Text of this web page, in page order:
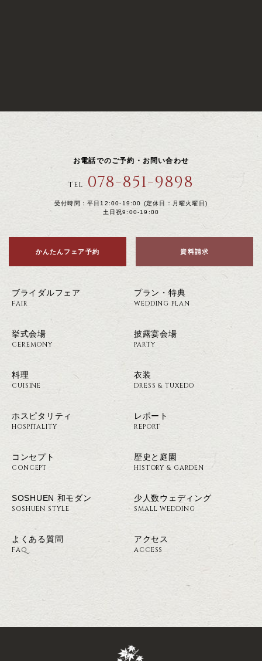
お電話でのご予約・お問い合わせ
TEL 078-851-9898
受付時間：平日12:00-19:00 (定休日：月曜火曜日)
土日祝9:00-19:00
かんたんフェア予約 資料請求
ブライダルフェア
FAIR
プラン・特典
WEDDING PLAN
挙式会場
CEREMONY
披露宴会場
PARTY
料理
CUISINE
衣装
DRESS & TUXEDO
ホスピタリティ
HOSPITALITY
レポート
REPORT
コンセプト
CONCEPT
歴史と庭園
HISTORY & GARDEN
SOSHUEN 和モダン
SOSHUEN STYLE
少人数ウェディング
SMALL WEDDING
よくある質問
FAQ
アクセス
ACCESS